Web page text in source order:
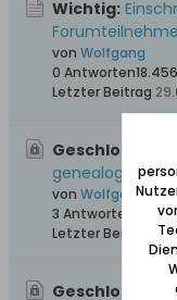
Wichtig:
von Wolfgang
0 Antworten
Letzter Beitrag
Geschlossen,
von Wolfgang
3 Antworten
Letzter Beitrag
Geschlossen,